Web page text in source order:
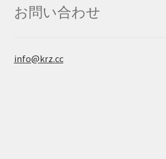
お問い合わせ
info@krz.cc